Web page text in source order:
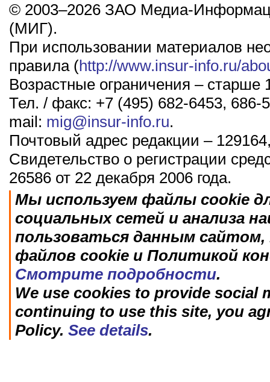
© 2003–2026 ЗАО Медиа-
(МИГ).
При использовании материалов
правила (http://www.insur-info.ru/
Возрастные ограничения – старше
Тел. / факс: +7 (495) 682-6453, 686-
mail: mig@insur-info.ru.
Почтовый адрес редакции –
Свидетельство о регистрации
26586 от 22 декабря 2006 года.
Мы используем файлы cookie
социальных сетей и анализа
пользоваться данным
файлов cookie и Политикой
Смотрите подробности.
We use cookies to provide social
continuing to use this site, you
Policy. See details.